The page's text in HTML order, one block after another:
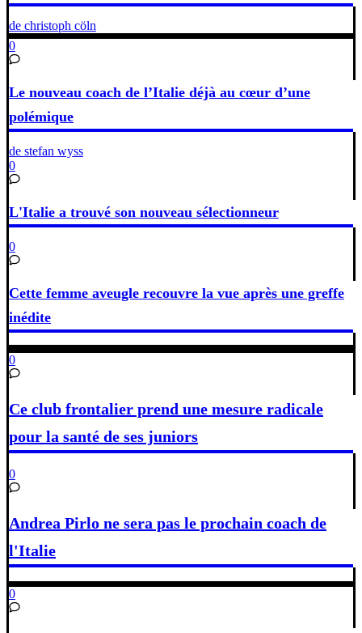
de christoph cöln
0
Le nouveau coach de l’Italie déjà au cœur d’une
polémique
de stefan wyss
0
L'Italie a trouvé son nouveau sélectionneur
0
Cette femme aveugle recouvre la vue après une greffe
inédite
0
Ce club frontalier prend une mesure radicale
pour la santé de ses juniors
0
Andrea Pirlo ne sera pas le prochain coach de
l'Italie
0